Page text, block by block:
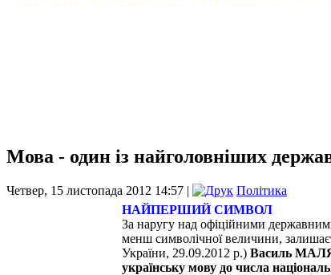
Мова - один із найголовніших
Четвер, 15 листопада 2012 14:57 |
Політика
НАЙПЕРШИЙ СИМВОЛ
За наругу над офіційними
менш символічної величини,
України, 29.09.2012 р.) Василь
українську мову до числа